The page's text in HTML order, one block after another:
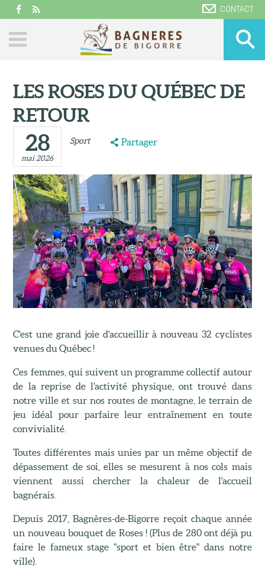
CONTACT
LES ROSES DU QUÉBEC DE
RETOUR
28
mai 2026
Sport Partager
C'est une grand joie d'accueillir à nouveau 32 cyclistes
venues du Québec !
Ces femmes, qui suivent un programme collectif autour
de la reprise de l'activité physique, ont trouvé dans
notre ville et sur nos routes de montagne, le terrain de
jeu idéal pour parfaire leur entraînement en toute
convivialité.
Toutes différentes mais unies par un même objectif de
dépassement de soi, elles se mesurent à nos cols mais
viennent aussi chercher la chaleur de l'accueil
bagnérais.
Depuis 2017, Bagnères-de-Bigorre reçoit chaque année
un nouveau bouquet de Roses ! (Plus de 280 ont déjà pu
faire le fameux stage "sport et bien être" dans notre
ville).